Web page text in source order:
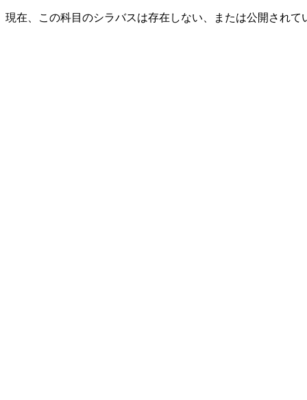
現在、この科目のシラバスは存在しない、または公開されて